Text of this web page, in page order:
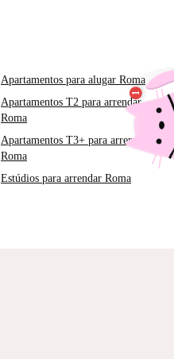
Apartamentos para alugar Roma
Apartamentos T2 para arrendar
Roma
Apartamentos T3+ para arrendar
Roma
Estúdios para arrendar Roma